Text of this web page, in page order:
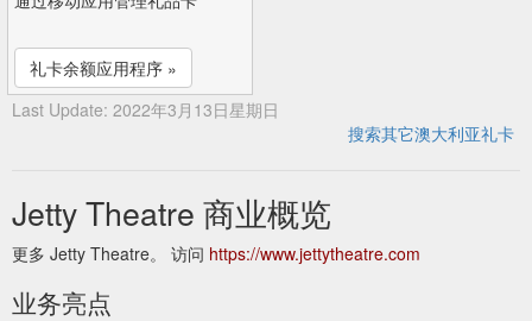
礼卡余额应用程序 »
Last Update: 2022年3月13日星期日
搜索其它澳大利亚礼卡
Jetty Theatre 商业概览
更多 Jetty Theatre。 访问 https://www.jettytheatre.com
业务亮点